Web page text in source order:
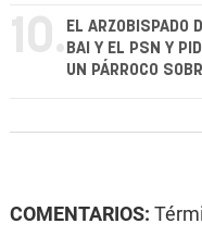
10. EL ARZOBISPADO
BAI Y EL PSN Y
UN PÁRROCO
COMENTARIOS: